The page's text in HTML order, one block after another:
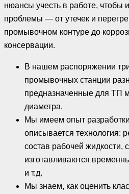
нюансы учесть в работе, чтобы
проблемы — от утечек и
промывочном контуре до
консервации.
В нашем распоряжении
промывочных станции
предназначенные для ТП
диаметра.
Мы имеем опыт
описывается технология:
состав рабочей жидкости,
изготавливаются
и т.д.
Мы знаем, как оценить